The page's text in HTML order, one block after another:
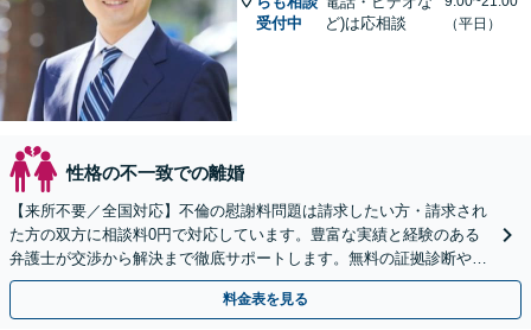
受付中
ど)は応相談
（平日）
性格の不一致での離婚
【来所不要／全国対応】不倫の慰謝料問題は請求したい方・請求され
た方の双方に相談料0円で対応しています。豊富な実績と経験のある
弁護士が交渉から解決まで徹底サポートします。無料の証拠診断や着
手金の返還保証もありますので安心してご相談ください。
料金表を見る